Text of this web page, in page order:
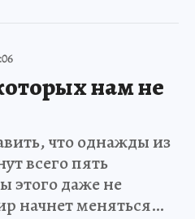
нам не
что однажды из
всего пять
этого даже не
начнет меняться…